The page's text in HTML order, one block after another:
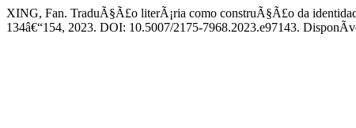
XING, Fan. TraduÃ§Ã£o literÃ¡ria como construÃ§Ã£o da
134â€“154, 2023. DOI: 10.5007/2175-7968.2023.e97143.